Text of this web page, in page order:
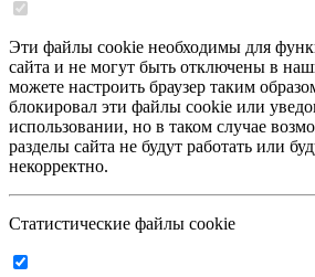
Эти файлы cookie необходимы для
сайта и не могут быть отключены в
можете настроить браузер таким
блокировал эти файлы cookie или
использовании, но в таком случае
разделы сайта не будут работать или
некорректно.
Статистические файлы cookie